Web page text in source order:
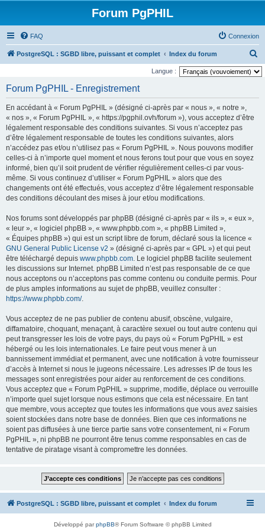
Forum PgPHIL
FAQ Connexion
PostgreSQL : SGBD libre, puissant et complet Index du forum
e
Langue :
Forum PgPHIL - Enregistrement
En accédant à « Forum PgPHIL » (désigné ci-après par « nous », « notre »,
« nos », « Forum PgPHIL », « https://pgphil.ovh/forum »), vous acceptez d’être
légalement responsable des conditions suivantes. Si vous n’acceptez pas
d’être légalement responsable de toutes les conditions suivantes, alors
n’accédez pas et/ou n’utilisez pas « Forum PgPHIL ». Nous pouvons modifier
celles-ci à n’importe quel moment et nous ferons tout pour que vous en soyez
informé, bien qu’il soit prudent de vérifier régulièrement celles-ci par vous-
même. Si vous continuez d’utiliser « Forum PgPHIL » alors que des
changements ont été effectués, vous acceptez d’être légalement responsable
des conditions découlant des mises à jour et/ou modifications.
Nos forums sont développés par phpBB (désigné ci-après par « ils », « eux »,
« leur », « logiciel phpBB », « www.phpbb.com », « phpBB Limited »,
« Équipes phpBB ») qui est un script libre de forum, déclaré sous la licence «
GNU General Public License v2 » (désigné ci-après par « GPL ») et qui peut
être téléchargé depuis www.phpbb.com. Le logiciel phpBB facilite seulement
les discussions sur Internet. phpBB Limited n’est pas responsable de ce que
nous acceptons ou n’acceptons pas comme contenu ou conduite permis. Pour
de plus amples informations au sujet de phpBB, veuillez consulter :
https://www.phpbb.com/.
Vous acceptez de ne pas publier de contenu abusif, obscène, vulgaire,
diffamatoire, choquant, menaçant, à caractère sexuel ou tout autre contenu qui
peut transgresser les lois de votre pays, du pays où « Forum PgPHIL » est
hébergé ou les lois internationales. Le faire peut vous mener à un
bannissement immédiat et permanent, avec une notification à votre fournisseur
d’accès à Internet si nous le jugeons nécessaire. Les adresses IP de tous les
messages sont enregistrées pour aider au renforcement de ces conditions.
Vous acceptez que « Forum PgPHIL » supprime, modifie, déplace ou verrouille
n’importe quel sujet lorsque nous estimons que cela est nécessaire. En tant
que membre, vous acceptez que toutes les informations que vous avez saisies
soient stockées dans notre base de données. Bien que ces informations ne
soient pas diffusées à une tierce partie sans votre consentement, ni « Forum
PgPHIL », ni phpBB ne pourront être tenus comme responsables en cas de
tentative de piratage visant à compromettre les données.
PostgreSQL : SGBD libre, puissant et complet Index du forum
Développé parphpBB® Forum Software © phpBB Limited